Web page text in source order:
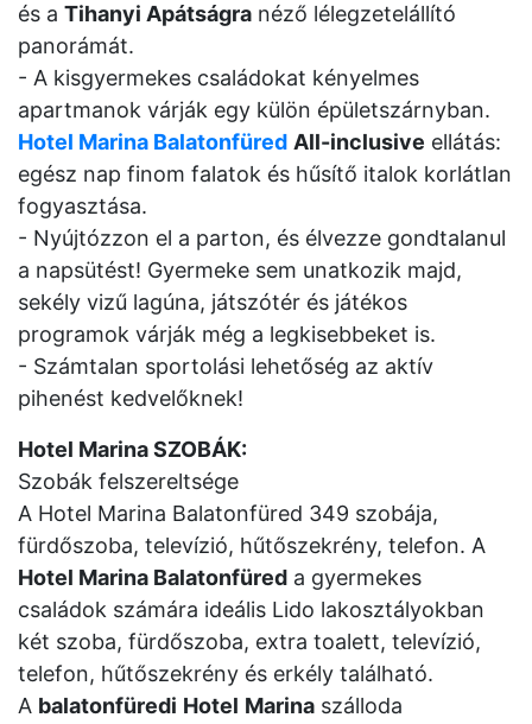
és a Tihanyi Apátságra néző lélegzetelállító
panorámát.
- A kisgyermekes családokat kényelmes
apartmanok várják egy külön épületszárnyban.
Hotel Marina Balatonfüred All-inclusive ellátás:
egész nap finom falatok és hűsítő italok korlátlan
fogyasztása.
- Nyújtózzon el a parton, és élvezze gondtalanul
a napsütést! Gyermeke sem unatkozik majd,
sekély vizű lagúna, játszótér és játékos
programok várják még a legkisebbeket is.
- Számtalan sportolási lehetőség az aktív
pihenést kedvelőknek!
Hotel Marina SZOBÁK:
Szobák felszereltsége
A Hotel Marina Balatonfüred 349 szobája,
fürdőszoba, televízió, hűtőszekrény, telefon. A
Hotel Marina Balatonfüred a gyermekes
családok számára ideális Lido lakosztályokban
két szoba, fürdőszoba, extra toalett, televízió,
telefon, hűtőszekrény és erkély található.
A balatonfüredi Hotel Marina szálloda